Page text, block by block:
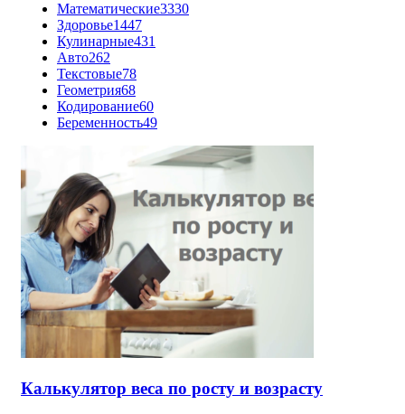
Математические3330
Здоровье1447
Кулинарные431
Авто262
Текстовые78
Геометрия68
Кодирование60
Беременность49
Калькулятор веса по росту и возрасту